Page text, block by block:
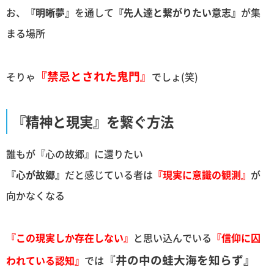
お、
『明晰夢』 を通して 『先人達と繋がりたい意志』 が集
まる場所
そりゃ 『禁忌とされた鬼門』 でしょ(笑)
『精神と現実』を繋ぐ方法
誰もが『心の故郷』に還りたい
『心が故郷』 だと感じている者は 『現実に意識の観測』 が
向かなくなる
『この現実しか存在しない』 と思い込んでいる 『信仰に囚
われている認知』 では 『井の中の蛙大海を知らず』